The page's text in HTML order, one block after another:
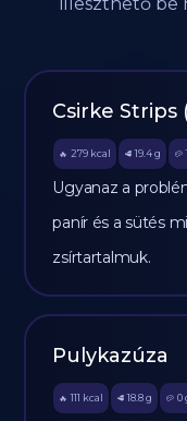
Csirke Strips
🔥 279 kcal 🥩 19.4 g 🥔
Ugyanaz a
panír és a sütés
zsírtartalmuk.
Pulykazúza
🔥 111 kcal 🥩 18.8 g 🥔 0